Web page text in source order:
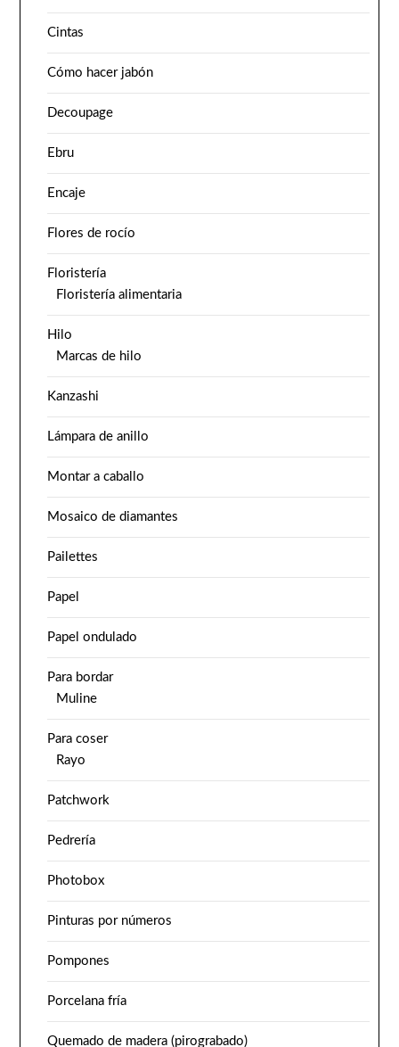
Cintas
Cómo hacer jabón
Decoupage
Ebru
Encaje
Flores de rocío
Floristería
Floristería alimentaria
Hilo
Marcas de hilo
Kanzashi
Lámpara de anillo
Montar a caballo
Mosaico de diamantes
Pailettes
Papel
Papel ondulado
Para bordar
Muline
Para coser
Rayo
Patchwork
Pedrería
Photobox
Pinturas por números
Pompones
Porcelana fría
Quemado de madera (pirograbado)